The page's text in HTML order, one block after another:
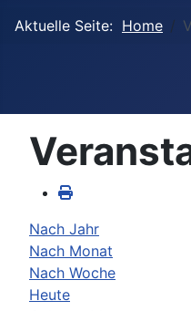
Aktuelle Seite: Home
Nach Jahr
Nach Monat
Nach Woche
Heute